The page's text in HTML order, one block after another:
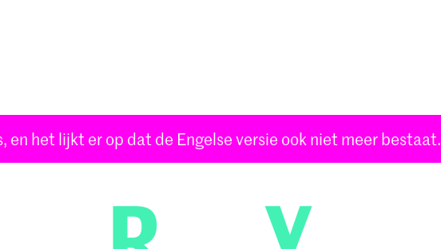
het lijkt er op dat de Engelse versie ook niet meer bestaat.